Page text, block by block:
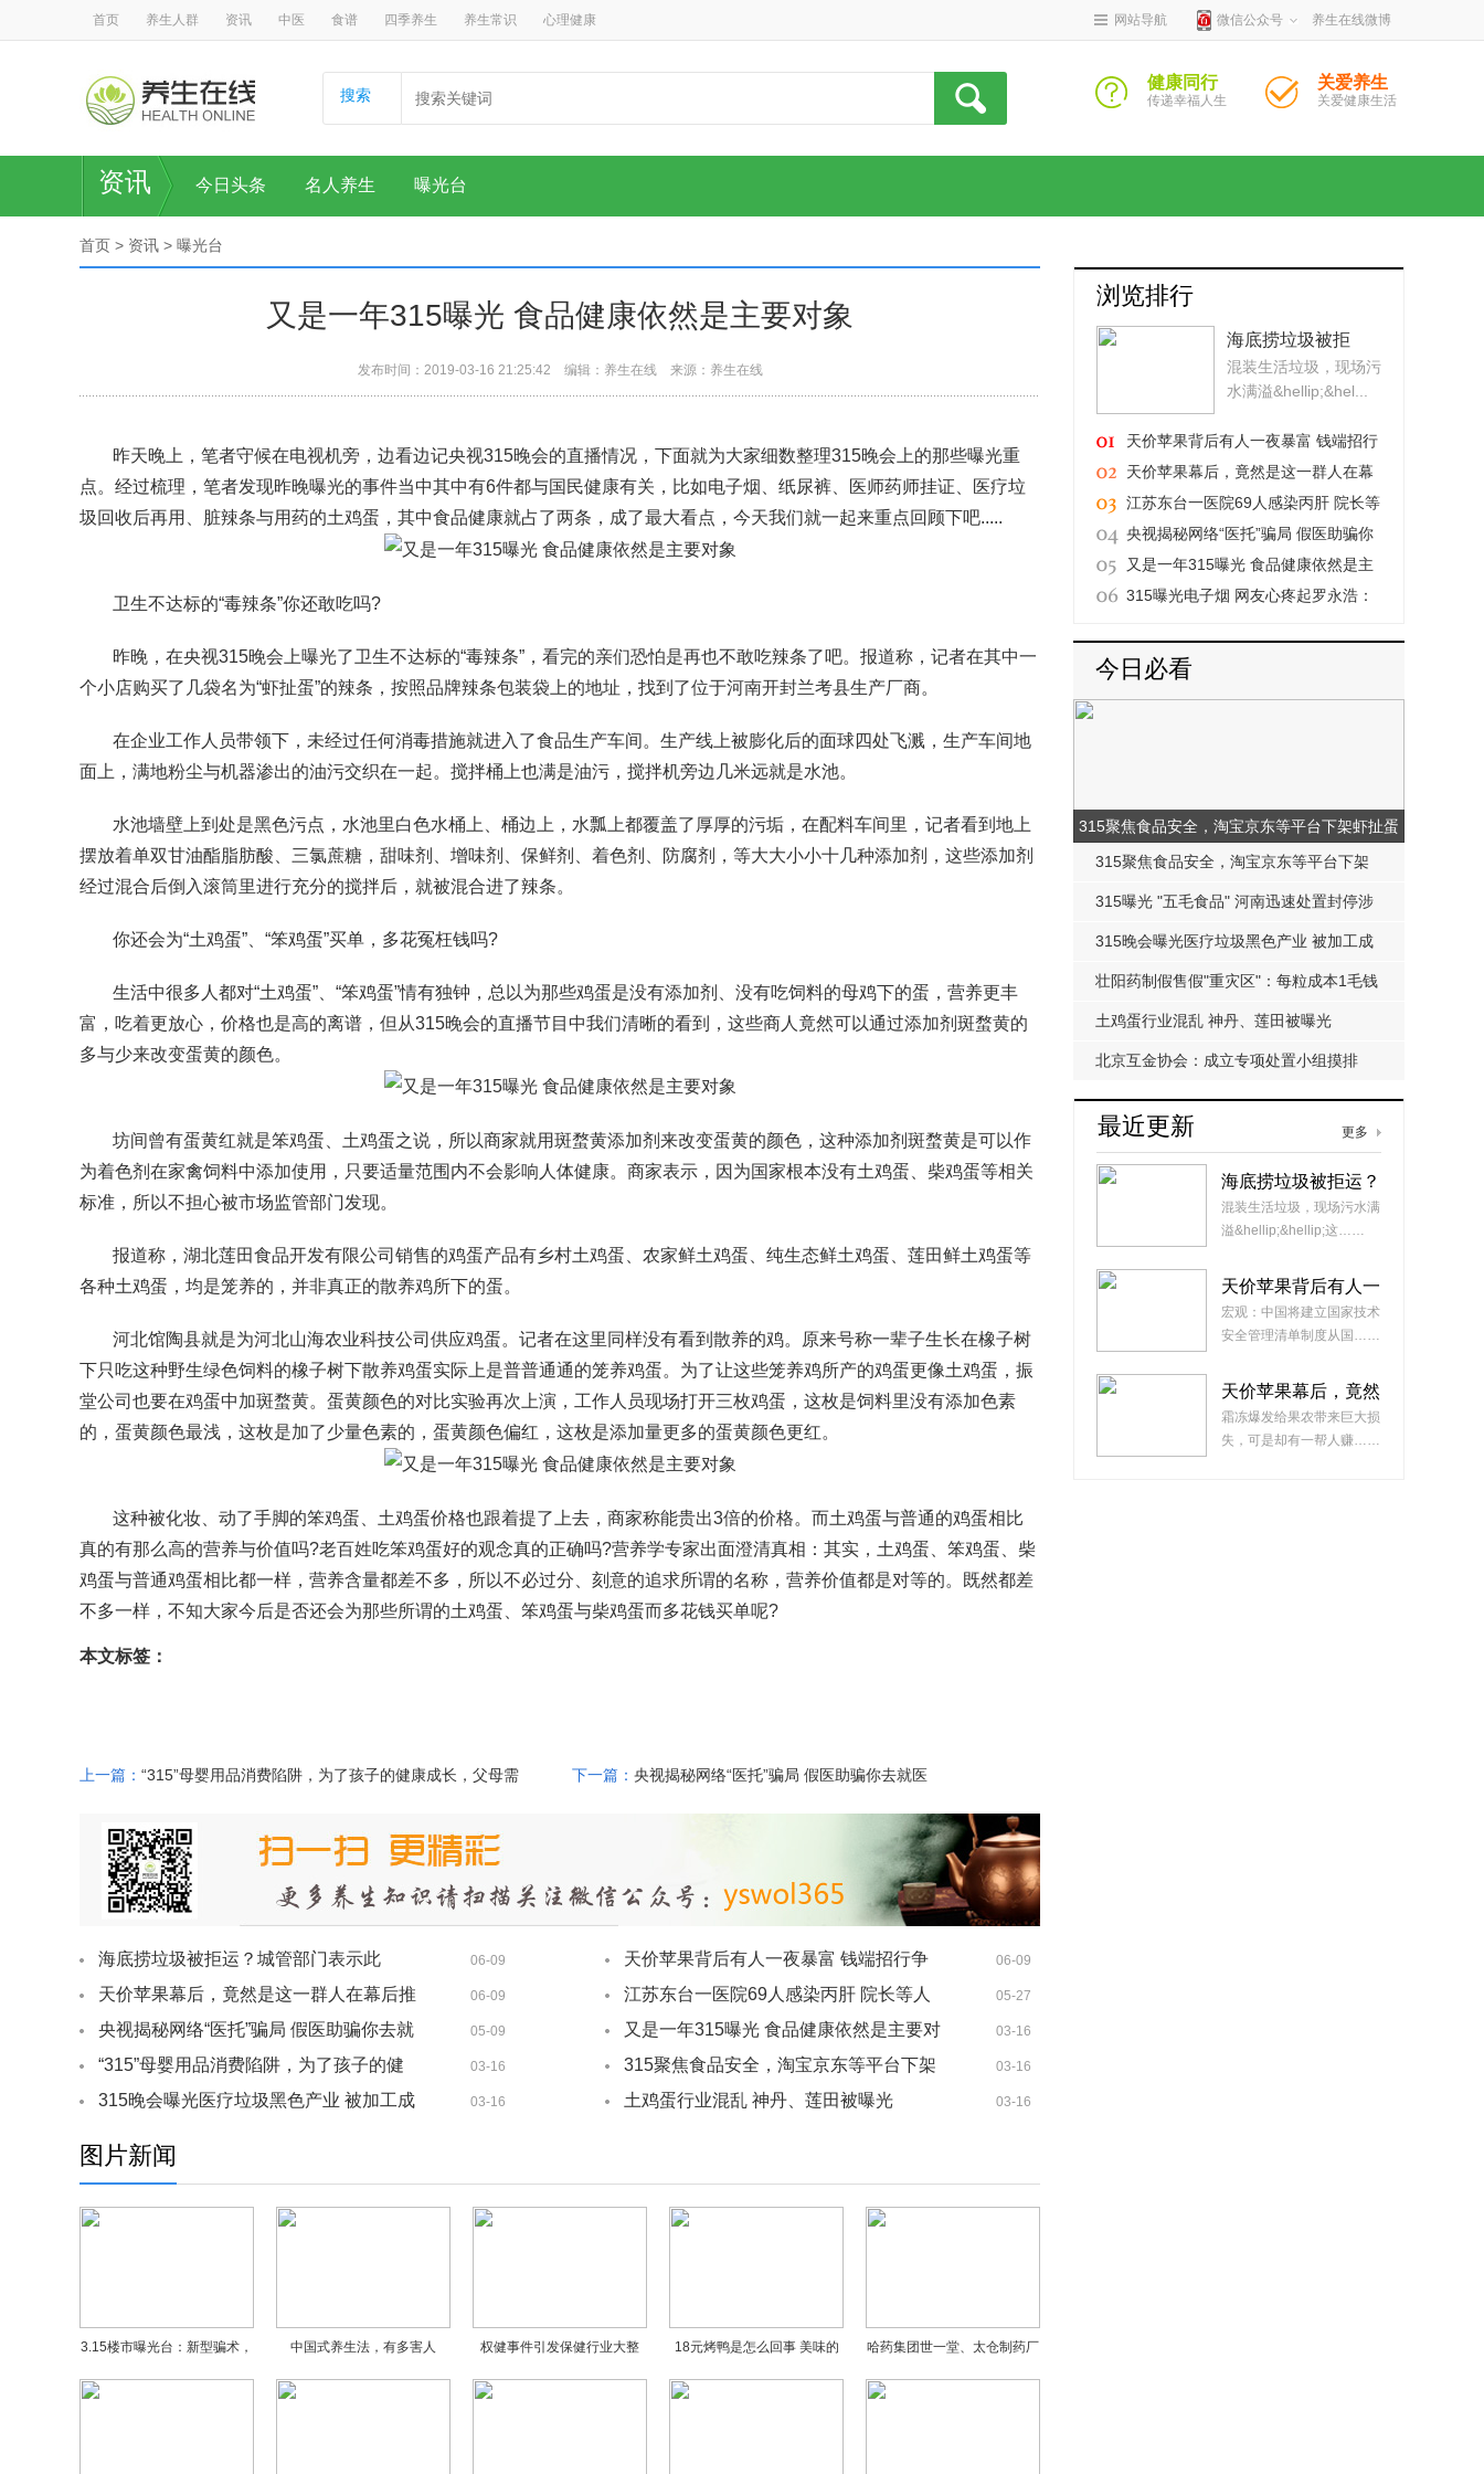
首页 养生人群 资讯 中医 食谱 四季养生 养生常识 心理健康 网站导航 微信公众号 养生在线微博
搜索
关爱养生
关爱健康生活
健康同行
传递幸福人生
资讯 今日头条 名人养生 曝光台
首页 > 资讯 > 曝光台
又是一年315曝光 食品健康依然是主要对象
发布时间：2019-03-16 21:25:42 编辑： 养生在线来源：养生在线
昨天晚上，笔者守候在电视机旁，边看边记央视315晚会的直播情况，下面就为大家细数整理315晚会上的那些曝光重
点。经过梳理，笔者发现昨晚曝光的事件当中其中有6件都与国民健康有关，比如电子烟、纸尿裤、医师药师挂证、医疗垃
圾回收后再用、脏辣条与用药的土鸡蛋，其中食品健康就占了两条，成了最大看点，今天我们就一起来重点回顾下吧.....
卫生不达标的“毒辣条”你还敢吃吗?
昨晚，在央视315晚会上曝光了卫生不达标的“毒辣条”，看完的亲们恐怕是再也不敢吃辣条了吧。报道称，记者在其中一
个小店购买了几袋名为“虾扯蛋”的辣条，按照品牌辣条包装袋上的地址，找到了位于河南开封兰考县生产厂商。
在企业工作人员带领下，未经过任何消毒措施就进入了食品生产车间。生产线上被膨化后的面球四处飞溅，生产车间地
面上，满地粉尘与机器渗出的油污交织在一起。搅拌桶上也满是油污，搅拌机旁边几米远就是水池。
水池墙壁上到处是黑色污点，水池里白色水桶上、桶边上，水瓢上都覆盖了厚厚的污垢，在配料车间里，记者看到地上
摆放着单双甘油酯脂肪酸、三氯蔗糖，甜味剂、增味剂、保鲜剂、着色剂、防腐剂，等大大小小十几种添加剂，这些添加剂
经过混合后倒入滚筒里进行充分的搅拌后，就被混合进了辣条。
你还会为“土鸡蛋”、“笨鸡蛋”买单，多花冤枉钱吗?
生活中很多人都对“土鸡蛋”、“笨鸡蛋”情有独钟，总以为那些鸡蛋是没有添加剂、没有吃饲料的母鸡下的蛋，营养更丰
富，吃着更放心，价格也是高的离谱，但从315晚会的直播节目中我们清晰的看到，这些商人竟然可以通过添加剂斑蝥黄的
多与少来改变蛋黄的颜色。
坊间曾有蛋黄红就是笨鸡蛋、土鸡蛋之说，所以商家就用斑蝥黄添加剂来改变蛋黄的颜色，这种添加剂斑蝥黄是可以作
为着色剂在家禽饲料中添加使用，只要适量范围内不会影响人体健康。商家表示，因为国家根本没有土鸡蛋、柴鸡蛋等相关
标准，所以不担心被市场监管部门发现。
报道称，湖北莲田食品开发有限公司销售的鸡蛋产品有乡村土鸡蛋、农家鲜土鸡蛋、纯生态鲜土鸡蛋、莲田鲜土鸡蛋等
各种土鸡蛋，均是笼养的，并非真正的散养鸡所下的蛋。
河北馆陶县就是为河北山海农业科技公司供应鸡蛋。记者在这里同样没有看到散养的鸡。原来号称一辈子生长在橡子树
下只吃这种野生绿色饲料的橡子树下散养鸡蛋实际上是普普通通的笼养鸡蛋。为了让这些笼养鸡所产的鸡蛋更像土鸡蛋，振
堂公司也要在鸡蛋中加斑蝥黄。蛋黄颜色的对比实验再次上演，工作人员现场打开三枚鸡蛋，这枚是饲料里没有添加色素
的，蛋黄颜色最浅，这枚是加了少量色素的，蛋黄颜色偏红，这枚是添加量更多的蛋黄颜色更红。
这种被化妆、动了手脚的笨鸡蛋、土鸡蛋价格也跟着提了上去，商家称能贵出3倍的价格。而土鸡蛋与普通的鸡蛋相比
真的有那么高的营养与价值吗?老百姓吃笨鸡蛋好的观念真的正确吗?营养学专家出面澄清真相：其实，土鸡蛋、笨鸡蛋、柴
鸡蛋与普通鸡蛋相比都一样，营养含量都差不多，所以不必过分、刻意的追求所谓的名称，营养价值都是对等的。既然都差
不多一样，不知大家今后是否还会为那些所谓的土鸡蛋、笨鸡蛋与柴鸡蛋而多花钱买单呢?
本文标签：
上一篇： “315”母婴用品消费陷阱，为了孩子的健康成长，父母需
下一篇： 央视揭秘网络“医托”骗局 假医助骗你去就医
海底捞垃圾被拒运？城管部门表示此
前“已给足缓冲期”
06-09
天价苹果背后有人一夜暴富 钱端招行争
端升级
06-09
天价苹果幕后，竟然是这一群人在幕后推
手
06-09
江苏东台一医院69人感染丙肝 院长等人
被免职
05-27
央视揭秘网络“医托”骗局 假医助骗你去就
医
05-09
又是一年315曝光 食品健康依然是主要对
象
03-16
“315”母婴用品消费陷阱，为了孩子的健
康成长，父母需要了解
03-16
315聚焦食品安全，淘宝京东等平台下架
虾扯蛋辣条
03-16
315晚会曝光医疗垃圾黑色产业 被加工成
03-16 土鸡蛋行业混乱 神丹、莲田被曝光 03-16
图片新闻
3.15楼市曝光台：新型骗术，
中国式养生法，有多害人
权健事件引发保健行业大整
18元烤鸭是怎么回事 美味的
哈药集团世一堂、太仓制药厂
浏览排行
海底捞垃圾被拒
运？城管部门表示
此前“已给足缓冲期”
混装生活垃圾，现场污
水满溢&hellip;&hel...
天价苹果背后有人一夜暴富 钱端招行
争端升级
天价苹果幕后，竟然是这一群人在幕
后推手
江苏东台一医院69人感染丙肝 院长等
人被免职
央视揭秘网络“医托”骗局 假医助骗你
去就医
又是一年315曝光 食品健康依然是主
要对象
315曝光电子烟 网友心疼起罗永浩：
今日必看
315聚焦食品安全，淘宝京东等平台下架虾扯蛋
辣条
315聚焦食品安全，淘宝京东等平台下架
虾扯蛋辣条
315曝光 "五毛食品" 河南迅速处置封停涉
事企业
315晚会曝光医疗垃圾黑色产业 被加工成
日用品和玩具
壮阳药制假售假"重灾区"：每粒成本1毛钱
可能致猝死
土鸡蛋行业混乱 神丹、莲田被曝光
北京互金协会：成立专项处置小组摸排
714高炮现金贷
最近更新 更多
海底捞垃圾被拒运？
城管部门表示此
前“已给足缓冲期”
混装生活垃圾，现场污水满
溢&hellip;&hellip;这……
天价苹果背后有人一
夜暴富 钱端招行争
端升级
宏观：中国将建立国家技术
安全管理清单制度从国……
天价苹果幕后，竟然
是这一群人在幕后推
手
霜冻爆发给果农带来巨大损
失，可是却有一帮人赚……